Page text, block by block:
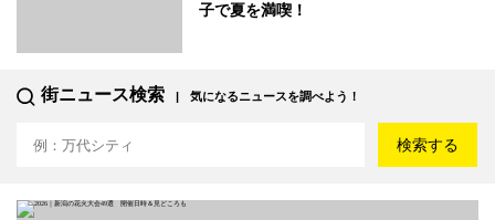
子で夏を満喫！
街ニュース検索 気になるニュースを調べよう！
検索する